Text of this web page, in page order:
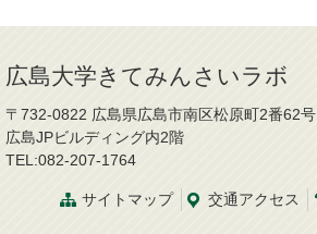
広島大学きてみんさいラボ
〒732-0822 広島県広島市南区松原町2番62号
広島JPビルディング内2階
TEL:082-207-1764
サイトマップ 交通アクセス